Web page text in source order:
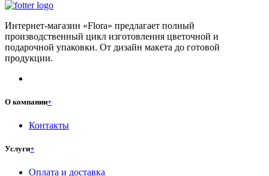
Интернет-магазин «Flora» предлагает полный
производственный цикл изготовления цветочной и
подарочной упаковки. От дизайн макета до готовой
продукции.
О компании+
Контакты
Услуги+
Оплата и доставка